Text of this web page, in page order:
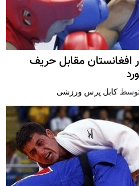
مقابل حریف
کابل پرس ورزشی